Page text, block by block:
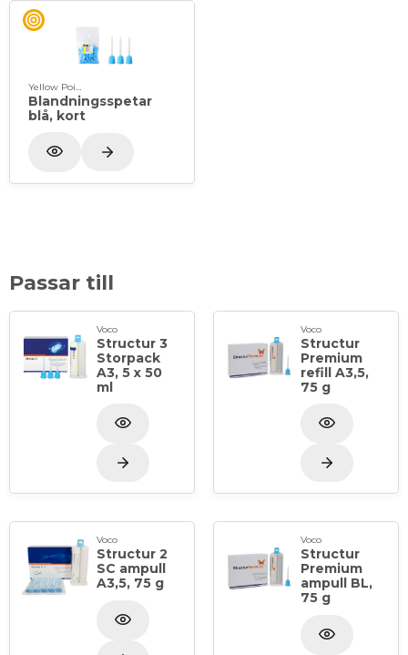
Yellow Point
Blandningsspetar
blå, kort
Passar till
Voco
Structur 3
Storpack
A3, 5 x 50
ml
Voco
Structur
Premium
refill A3,5,
75 g
Voco
Structur 2
SC ampull
A3,5, 75 g
Voco
Structur
Premium
ampull BL,
75 g